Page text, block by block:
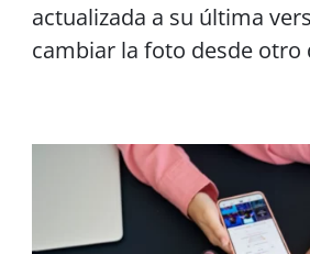
actualizada a su última
cambiar la foto desde otro